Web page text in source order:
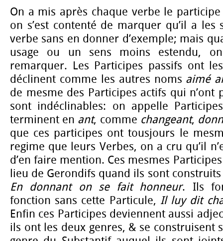
On a mis après chaque verbe le
on s’est contenté de marquer qu’il a les
verbe sans en donner d’exemple; mais
usage ou un sens moins estendu,
remarquer. Les Participes passifs ont
déclinent comme les autres noms aimé
de mesme des Participes actifs qui
sont indéclinables: on appelle
terminent en ant, comme changeant,
que ces participes ont tousjours le
regime que leurs Verbes, on a cru qu’il
d’en faire mention. Ces mesmes
lieu de Gerondifs quand ils sont
En donnant on se fait honneur. Ils
fonction sans cette Particule, Il luy dit
Enfin ces Participes deviennent aussi
ils ont les deux genres, & se construisent